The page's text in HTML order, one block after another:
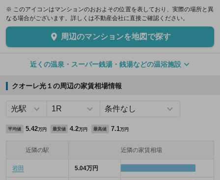
※ このアイコンはマンションのおおよその位置を表しており、実際の場所と異
なる場合がございます。詳しくは不動産会社に直接ご確認ください。
周辺のマンションを地図で探す
近くの温泉・スーパー銭湯・銭湯などの温浴施設
クオーレ光１の周辺の家賃相場情報
平均値 5.42万円 最安値 4.2万円 最高値 7.1万円
近隣の駅 近隣の家賃相場
岩田 5.04万円